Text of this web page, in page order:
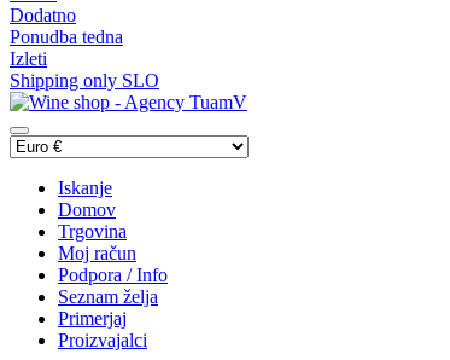
Dodatno
Ponudba tedna
Izleti
Shipping only SLO
Iskanje
Domov
Trgovina
Moj račun
Podpora / Info
Seznam želja
Primerjaj
Proizvajalci